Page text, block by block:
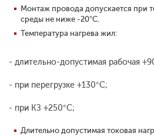
Монтаж провода допускается при
среды не ниже -20°С.
Температура нагрева жил:
- длительно-допустимая рабочая
- при перегрузке +130°С;
- при КЗ +250°С;
Длительно допустимая токовая